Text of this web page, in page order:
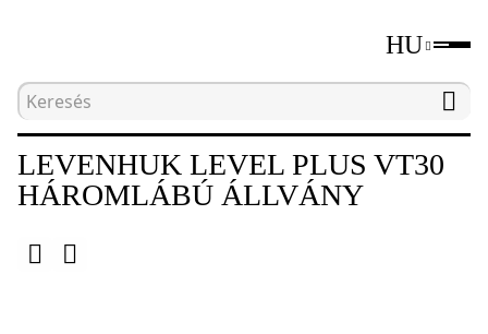
HU
Kezdőlap
LEVENHUK LEVEL PLUS VT30
HÁROMLÁBÚ ÁLLVÁNY